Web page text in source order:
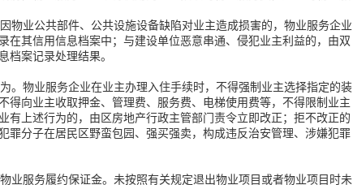
物业公共部件、公共设施设备缺陷对业主造成损害的，物业服务企业
在其信用信息档案中；与建设单位恶意串通、侵犯业主利益的，由双
档案记录处理结果。
。物业服务企业在业主办理入住手续时，不得强制业主选择指定的装
得向业主收取押金、管理费、服务费、电梯使用费等，不得限制业主
有上述行为的，由区房地产行政主管部门责令立即改正；拒不改正的
罪分子在居民区野蛮包园、强买强卖，构成违反治安管理、涉嫌犯罪
业服务履约保证金。未按照有关规定退出物业项目或者物业项目时未